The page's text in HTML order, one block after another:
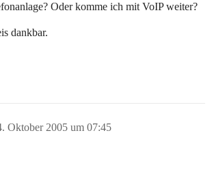
Oder komme ich mit VoIP weiter?
dankbar.
Oktober 2005 um 07:45